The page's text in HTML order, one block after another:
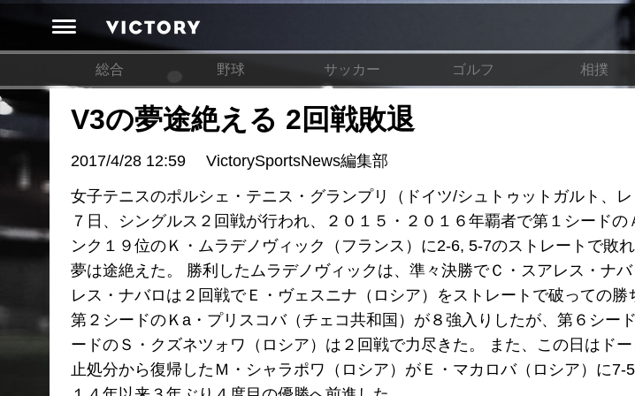
総合 野球 サッカー ゴルフ 相撲
V3の夢途絶える 2回戦敗退
2017/4/28 12:59
VictorySportsNews編集部
女子テニスのポルシェ・テニス・グランプリ（ドイツ/シュトゥットガルト、
７日、シングルス２回戦が行われ、２０１５・２０１６年覇者で第１シード
ンク１９位のＫ・ムラデノヴィック（フランス）に2-6, 5-7のストレートで敗
夢は途絶えた。 勝利したムラデノヴィックは、準々決勝でＣ・スアレス・ナ
レス・ナバロは２回戦でＥ・ヴェスニナ（ロシア）をストレートで破っての
第２シードのＫa・プリスコバ（チェコ共和国）が８強入りしたが、第６シー
ードのＳ・クズネツォワ（ロシア）は２回戦で力尽きた。 また、この日はド
止処分から復帰したＭ・シャラポワ（ロシア）がＥ・マカロバ（ロシア）に7-